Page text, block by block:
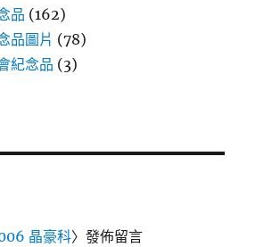
品 (162)
品圖片 (78)
紀念品 (3)
晶豪科〉發佈留言